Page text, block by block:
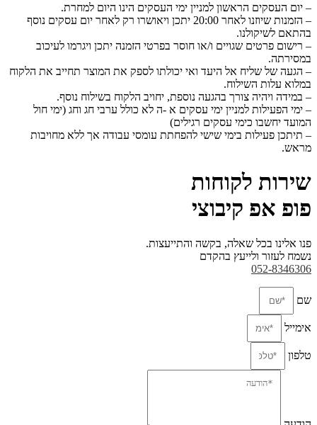
– יום העסקים הראשון למניין ימי העסקים הינו היום למחרת.
– הזמנות שיוזנו לאחר 20:00 יתכן ויאושרו רק לאחר יום עסקים נוסף
בהתאם לשיקולנו.
– רישום פרטים שגויים ו/או חוסר בפרטי הזמנה יתכן ויגרמו לעיכוב
במסירתה.
– הגעה של שליח אל היעד ואי יכולתו לספק את המוצר תחייב את הלקוח
במלוא עלות השילוח.
– במידה ויהיה צורך בהגעה נוספת, יחויב הלקוח בשילוח נוסף.
– ימי הפעילות למניין ימי עסקים א -ה לא כולל ערבי חג וחג (ימי חול
המועד יחשבו כימי עסקים רגילים)
– תיתכן פעילות בימי שישי להפחתת עומסי עבודה אך ללא מחויבות
מראש.
שירות לקוחות
פופ אפ קיבוצי
פנו אלינו בכל שאלה, בקשה והתייעצות.
נשמח לעזור ולייעץ בהקדם
052-8346306
שם
אימייל
טלפון